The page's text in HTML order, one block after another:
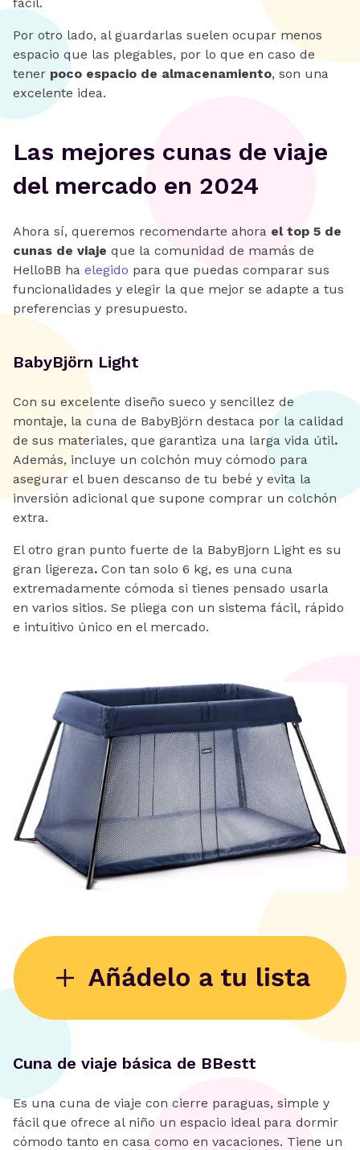
Por otro lado, al guardarlas suelen ocupar menos
espacio que las plegables, por lo que en caso de
tener poco espacio de almacenamiento, son una
excelente idea.
Las mejores cunas de viaje
del mercado en 2024
Ahora sí, queremos recomendarte ahora el top 5 de
cunas de viaje que la comunidad de mamás de
HelloBB ha elegido para que puedas comparar sus
funcionalidades y elegir la que mejor se adapte a tus
preferencias y presupuesto.
BabyBjörn Light
Con su excelente diseño sueco y sencillez de
montaje, la cuna de BabyBjörn destaca por la calidad
de sus materiales, que garantiza una larga vida útil.
Además, incluye un colchón muy cómodo para
asegurar el buen descanso de tu bebé y evita la
inversión adicional que supone comprar un colchón
extra.
El otro gran punto fuerte de la BabyBjorn Light es su
gran ligereza. Con tan solo 6 kg, es una cuna
extremadamente cómoda si tienes pensado usarla
en varios sitios. Se pliega con un sistema fácil, rápido
e intuitivo único en el mercado.
Cuna de viaje básica de BBestt
Es una cuna de viaje con cierre paraguas, simple y
fácil que ofrece al niño un espacio ideal para dormir
cómodo tanto en casa como en vacaciones. Tiene un